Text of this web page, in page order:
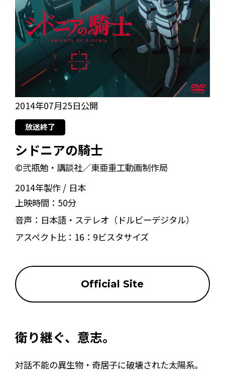
2014年07月25日公開
放送終了
シドニアの騎士
©弐瓶勉・講談社／東亜重工動画制作局
2014年製作
日本
上映時間： 50分
音声： 日本語・ステレオ（ドルビーデジタル）
アスペクト比： 16：9ビスタサイズ
Official Site
衛り継ぐ、意志。
対話不能の異生物・奇居子に破壊された太陽系。